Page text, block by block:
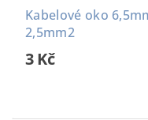
Kabelové oko
2,5mm2
3 Kč